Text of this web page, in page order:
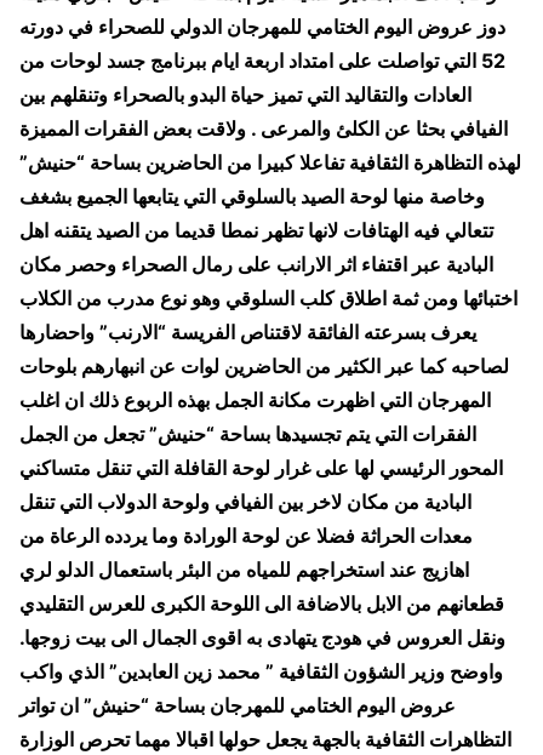
دوز عروض اليوم الختامي للمهرجان الدولي للصحراء في دورته
52 التي تواصلت على امتداد اربعة ايام ببرنامج جسد لوحات من
العادات والتقاليد التي تميز حياة البدو بالصحراء وتنقلهم بين
الفيافي بحثا عن الكلئ والمرعى . ولاقت بعض الفقرات المميزة
لهذه التظاهرة الثقافية تفاعلا كبيرا من الحاضرين بساحة “حنيش”
وخاصة منها لوحة الصيد بالسلوقي التي يتابعها الجميع بشغف
تتعالي فيه الهتافات لانها تظهر نمطا قديما من الصيد يتقنه اهل
البادية عبر اقتفاء اثر الارانب على رمال الصحراء وحصر مكان
اختبائها ومن ثمة اطلاق كلب السلوقي وهو نوع مدرب من الكلاب
يعرف بسرعته الفائقة لاقتناص الفريسة “الارنب” واحضارها
لصاحبه كما عبر الكثير من الحاضرين لوات عن انبهارهم بلوحات
المهرجان التي اظهرت مكانة الجمل بهذه الربوع ذلك ان اغلب
الفقرات التي يتم تجسيدها بساحة “حنيش” تجعل من الجمل
المحور الرئيسي لها على غرار لوحة القافلة التي تنقل متساكني
البادية من مكان لاخر بين الفيافي ولوحة الدولاب التي تنقل
معدات الحراثة فضلا عن لوحة الورادة وما يردده الرعاة من
اهازيج عند استخراجهم للمياه من البئر باستعمال الدلو لري
قطعانهم من الابل بالاضافة الى اللوحة الكبرى للعرس التقليدي
ونقل العروس في هودج يتهادى به اقوى الجمال الى بيت زوجها.
واوضح وزير الشؤون الثقافية ” محمد زين العابدين” الذي واكب
عروض اليوم الختامي للمهرجان بساحة “حنيش” ان تواتر
التظاهرات الثقافية بالجهة يجعل حولها اقبالا مهما تحرص الوزارة